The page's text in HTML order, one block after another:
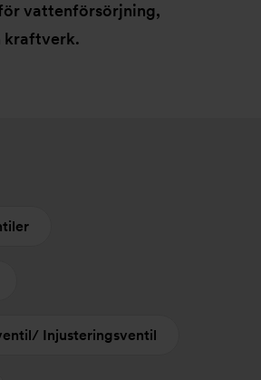
vattenförsörjning,
kraftverk.
Injusteringsventil